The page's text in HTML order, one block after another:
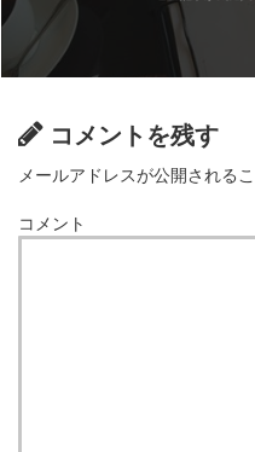
コメントを残す
メールアドレスが公開される
コメント